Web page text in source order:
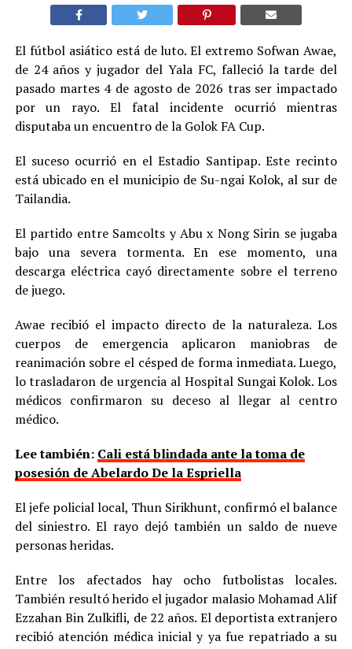
El fútbol asiático está de luto. El extremo Sofwan Awae,
de 24 años y jugador del Yala FC, falleció la tarde del
pasado martes 4 de agosto de 2026 tras ser impactado
por un rayo. El fatal incidente ocurrió mientras
disputaba un encuentro de la Golok FA Cup.
El suceso ocurrió en el Estadio Santipap. Este recinto
está ubicado en el municipio de Su-ngai Kolok, al sur de
Tailandia.
El partido entre Samcolts y Abu x Nong Sirin se jugaba
bajo una severa tormenta. En ese momento, una
descarga eléctrica cayó directamente sobre el terreno
de juego.
Awae recibió el impacto directo de la naturaleza. Los
cuerpos de emergencia aplicaron maniobras de
reanimación sobre el césped de forma inmediata. Luego,
lo trasladaron de urgencia al Hospital Sungai Kolok. Los
médicos confirmaron su deceso al llegar al centro
médico.
Lee también: Cali está blindada ante la toma de
posesión de Abelardo De la Espriella
El jefe policial local, Thun Sirikhunt, confirmó el balance
del siniestro. El rayo dejó también un saldo de nueve
personas heridas.
Entre los afectados hay ocho futbolistas locales.
También resultó herido el jugador malasio Mohamad Alif
Ezzahan Bin Zulkifli, de 22 años. El deportista extranjero
recibió atención médica inicial y ya fue repatriado a su